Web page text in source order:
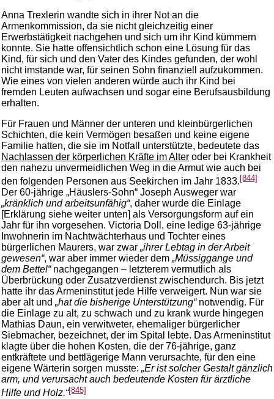
Anna Trexlerin wandte sich in ihrer Not an die
Armenkommission, da sie nicht gleichzeitig einer
Erwerbstätigkeit nachgehen und sich um ihr Kind kümmern
konnte. Sie hatte offensichtlich schon eine Lösung für das
Kind, für sich und den Vater des Kindes gefunden, der wohl
nicht imstande war, für seinen Sohn finanziell aufzukommen.
Wie eines von vielen anderen würde auch ihr Kind bei
fremden Leuten aufwachsen und sogar eine Berufsausbildung
erhalten.
Für Frauen und Männer der unteren und kleinbürgerlichen
Schichten, die kein Vermögen besaßen und keine eigene
Familie hatten, die sie im Notfall unterstützte, bedeutete das
Nachlassen der körperlichen Kräfte im Alter oder bei Krankheit
den nahezu unvermeidlichen Weg in die Armut wie auch bei
den folgenden Personen aus Seekirchen im Jahr 1833. [844]
Der 60-jährige „Häuslers-Sohn“ Joseph Ausweger war
„kränklich und arbeitsunfähig“, daher wurde die Einlage
[Erklärung siehe weiter unten] als Versorgungsform auf ein
Jahr für ihn vorgesehen. Victoria Doll, eine ledige 63-jährige
Inwohnerin im Nachtwächterhaus und Tochter eines
bürgerlichen Maurers, war zwar „ihrer Lebtag in der Arbeit
gewesen“, war aber immer wieder dem „Müssiggange und
dem Bettel“nachgegangen – letzterem vermutlich als
Überbrückung oder Zusatzverdienst zwischendurch. Bis jetzt
hatte ihr das Armeninstitut jede Hilfe verweigert. Nun war sie
aber alt und „hat die bisherige Unterstützung“notwendig. Für
die Einlage zu alt, zu schwach und zu krank wurde hingegen
Mathias Daun, ein verwitweter, ehemaliger bürgerlicher
Siebmacher, bezeichnet, der im Spital lebte. Das Armeninstitut
klagte über die hohen Kosten, die der 76-jährige, ganz
entkräftete und bettlägerige Mann verursachte, für den eine
eigene Wärterin sorgen musste: „Er ist solcher Gestalt gänzlich
arm, und verursacht auch bedeutende Kosten für ärztliche
Hilfe und Holz.“[845]